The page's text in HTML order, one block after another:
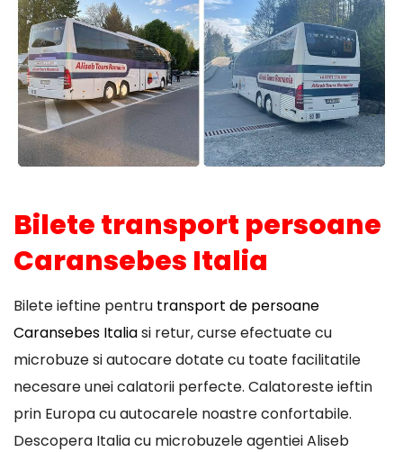
Bilete transport persoane
Caransebes Italia
Bilete ieftine pentru transport de persoane
Caransebes Italiasi retur, curse efectuate cu
microbuze si autocare dotate cu toate facilitatile
necesare unei calatorii perfecte. Calatoreste ieftin
prin Europa cu autocarele noastre confortabile.
Descopera Italia cu microbuzele agentiei Aliseb